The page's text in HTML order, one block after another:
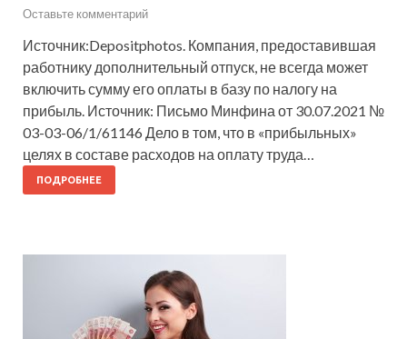
Оставьте комментарий
Источник:Depositphotos. Компания, предоставившая
работнику дополнительный отпуск, не всегда может
включить сумму его оплаты в базу по налогу на
прибыль. Источник: Письмо Минфина от 30.07.2021 №
03-03-06/1/61146 Дело в том, что в «прибыльных»
целях в составе расходов на оплату труда…
ПОДРОБНЕЕ